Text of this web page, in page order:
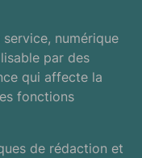
numérique
par des
qui affecte la
fonctions
de rédaction et